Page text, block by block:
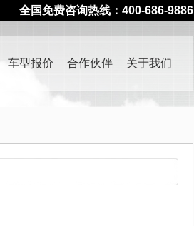
全国免费咨询热线：400-686-9886
车型报价 合作伙伴 关于我们